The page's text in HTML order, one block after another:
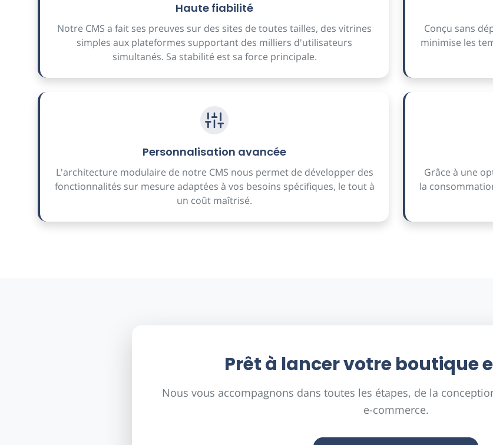
Haute fiabilité
Notre CMS a fait ses preuves sur des sites de toutes tailles, des vitrines
simples aux plateformes supportant des milliers d'utilisateurs
simultanés. Sa stabilité est sa force principale.
Conçu sans
minimise les
Personnalisation avancée
L'architecture modulaire de notre CMS nous permet de développer des
fonctionnalités sur mesure adaptées à vos besoins spécifiques, le tout à
un coût maîtrisé.
Grâce à une
la
Prêt à lancer votre boutique
Nous vous accompagnons dans toutes les étapes, de la
e-commerce.